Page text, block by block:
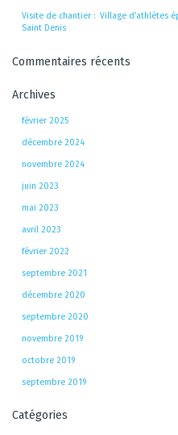
Visite de chantier : Village d’athlètes
Saint Denis
Commentaires récents
Archives
février 2025
décembre 2024
novembre 2024
juin 2023
mai 2023
avril 2023
février 2022
septembre 2021
décembre 2020
septembre 2020
novembre 2019
octobre 2019
septembre 2019
Catégories